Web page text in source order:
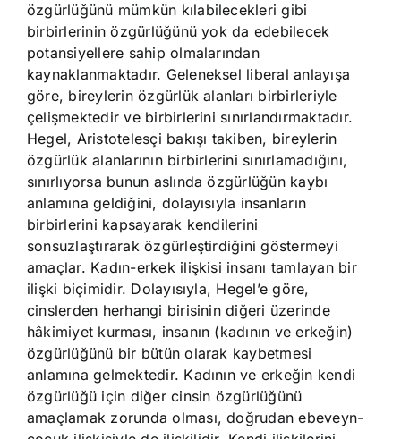
özgürlüğünü mümkün kılabilecekleri gibi
birbirlerinin özgürlüğünü yok da edebilecek
potansiyellere sahip olmalarından
kaynaklanmaktadır. Geleneksel liberal anlayışa
göre, bireylerin özgürlük alanları birbirleriyle
çelişmektedir ve birbirlerini sınırlandırmaktadır.
Hegel, Aristotelesçi bakışı takiben, bireylerin
özgürlük alanlarının birbirlerini sınırlamadığını,
sınırlıyorsa bunun aslında özgürlüğün kaybı
anlamına geldiğini, dolayısıyla insanların
birbirlerini kapsayarak kendilerini
sonsuzlaştırarak özgürleştirdiğini göstermeyi
amaçlar. Kadın-erkek ilişkisi insanı tamlayan bir
ilişki biçimidir. Dolayısıyla, Hegel’e göre,
cinslerden herhangi birisinin diğeri üzerinde
hâkimiyet kurması, insanın (kadının ve erkeğin)
özgürlüğünü bir bütün olarak kaybetmesi
anlamına gelmektedir. Kadının ve erkeğin kendi
özgürlüğü için diğer cinsin özgürlüğünü
amaçlamak zorunda olması, doğrudan ebeveyn-